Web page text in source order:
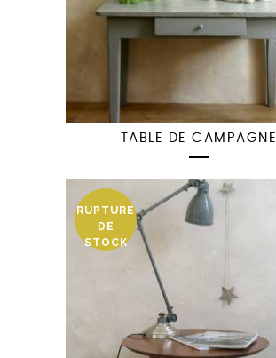
TABLE DE CAMPAGNE
RUPTURE
DE
STOCK